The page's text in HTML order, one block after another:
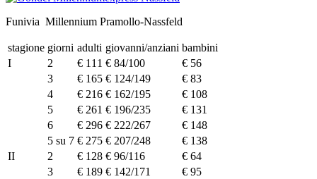
Funivia Millennium Pramollo-Nassfeld
stagione giorni adulti giovanni/anziani bambini
I
2 € 111 € 84/100
€ 56
3
€ 165 € 124/149
€ 83
4
€ 216 € 162/195
€ 108
5
€ 261 € 196/235
€ 131
6
€ 296 € 222/267
€ 148
5 su 7 € 275 € 207/248
€ 138
II
2 € 128 € 96/116
€ 64
3
€ 189 € 142/171
€ 95